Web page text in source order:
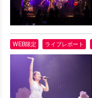
WEB限定 ライブレポート